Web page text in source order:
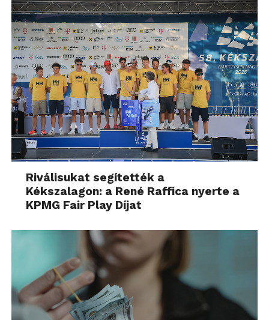
Riválisukat segítették a
Kékszalagon: a René Raffica nyerte a
KPMG Fair Play Díjat